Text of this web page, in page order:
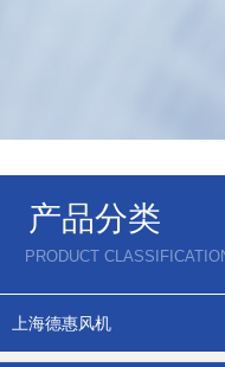
产品分类
PRODUCT
上海德惠风机